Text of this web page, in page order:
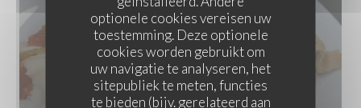
optionele cookies vereisen uw
toestemming. Deze optionele
cookies worden gebruikt om
uw navigatie te analyseren, het
sitepubliek te meten, functies
te bieden (bijv. gerelateerd aan